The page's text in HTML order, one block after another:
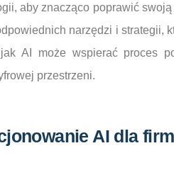
aby znacząco poprawić
narzędzi i strategii,
AI może wspierać proces
przestrzeni.
AI dla